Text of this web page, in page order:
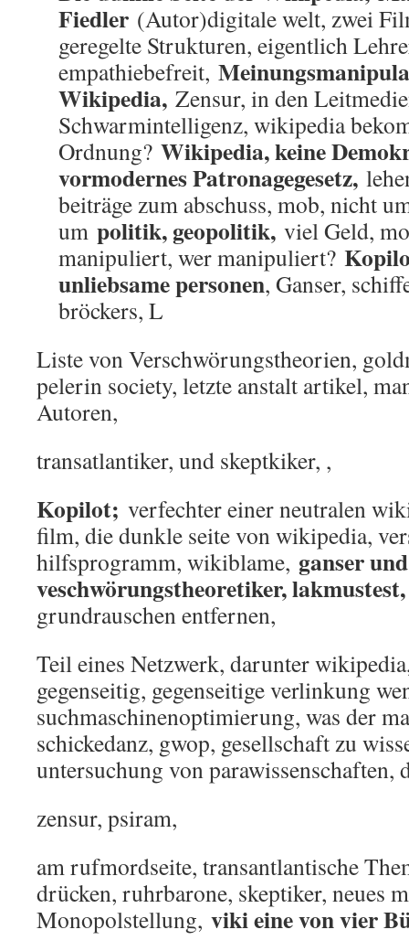
Fiedler (Autor)digitale welt, zwei
geregelte Strukturen, eigentlich
empathiebefreit,
Wikipedia, Zensur, in den
Schwarmintelligenz, wikipedia
Ordnung? Wikipedia, keine
vormodernes Patronagegesetz,
beiträge zum abschuss, mob, nicht
um politik, geopolitik, viel Geld,
manipuliert, wer manipuliert?
unliebsame personen, Ganser,
bröckers, L
Liste von Verschwörungstheorien,
pelerin society, letzte anstalt artikel,
Autoren,
transatlantiker, und skeptkiker, ,
Kopilot; verfechter einer neutralen
film, die dunkle seite von wikipedia,
hilfsprogramm, wikiblame, ganser und
veschwörungstheoretiker, lakmustest,
grundrauschen entfernen,
Teil eines Netzwerk, darunter
gegenseitig, gegenseitige verlinkung
suchmaschinenoptimierung, was der
schickedanz, gwop, gesellschaft zu
untersuchung von parawissenschaften,
zensur, psiram,
am rufmordseite, transantlantische
drücken, ruhrbarone, skeptiker, neues
Monopolstellung, viki eine von vier